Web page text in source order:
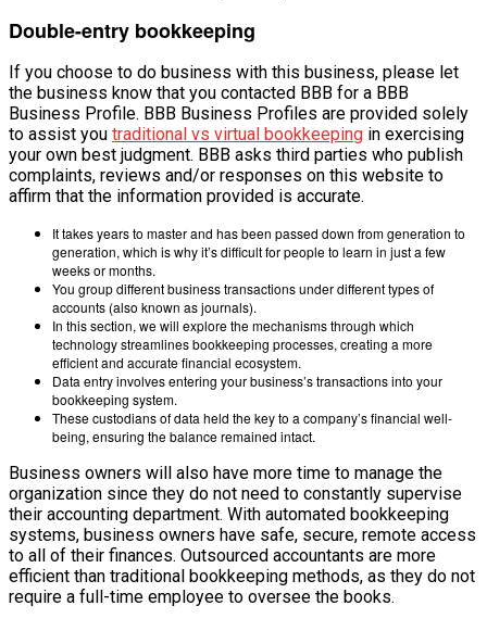
Double-entry bookkeeping
If you choose to do business with this business, please let
the business know that you contacted BBB for a BBB
Business Profile. BBB Business Profiles are provided solely
to assist you traditional vs virtual bookkeeping in exercising
your own best judgment. BBB asks third parties who publish
complaints, reviews and/or responses on this website to
affirm that the information provided is accurate.
It takes years to master and has been passed down from generation to
generation, which is why it’s difficult for people to learn in just a few
weeks or months.
You group different business transactions under different types of
accounts (also known as journals).
In this section, we will explore the mechanisms through which
technology streamlines bookkeeping processes, creating a more
efficient and accurate financial ecosystem.
Data entry involves entering your business’s transactions into your
bookkeeping system.
These custodians of data held the key to a company’s financial well-
being, ensuring the balance remained intact.
Business owners will also have more time to manage the
organization since they do not need to constantly supervise
their accounting department. With automated bookkeeping
systems, business owners have safe, secure, remote access
to all of their finances. Outsourced accountants are more
efficient than traditional bookkeeping methods, as they do not
require a full-time employee to oversee the books.